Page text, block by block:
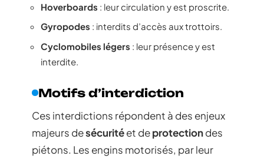
Hoverboards : leur circulation y est proscrite.
Gyropodes : interdits d’accès aux trottoirs.
Cyclomobiles légers : leur présence y est
interdite.
Motifs d’interdiction
Ces interdictions répondent à des enjeux
majeurs desécuritéet deprotectiondes
piétons. Les engins motorisés, par leur